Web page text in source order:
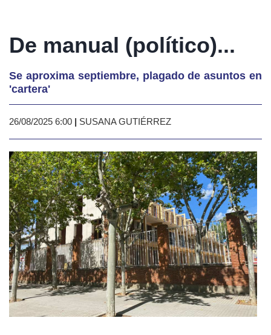
De manual (político)...
Se aproxima septiembre, plagado de asuntos en
'cartera'
26/08/2025 6:00 | SUSANA GUTIÉRREZ